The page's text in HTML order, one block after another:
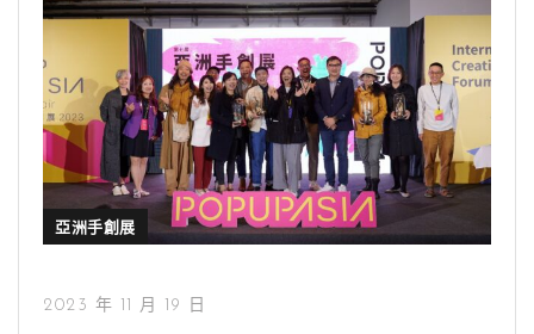
亞洲手創展
2023 年 11 月 19 日